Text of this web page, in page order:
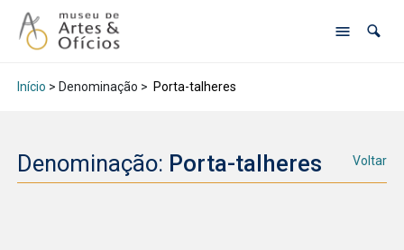
Início > Denominação > Porta-talheres
Denominação: Porta-talheres Voltar